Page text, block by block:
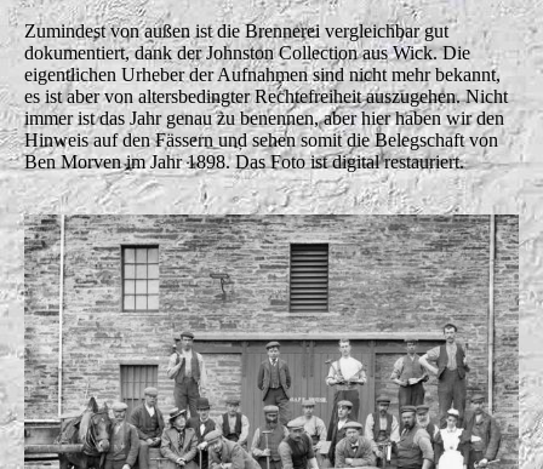
Zumindest von außen ist die Brennerei vergleichbar gut
dokumentiert, dank der Johnston Collection aus Wick. Die
eigentlichen Urheber der Aufnahmen sind nicht mehr bekannt,
es ist aber von altersbedingter Rechtefreiheit auszugehen. Nicht
immer ist das Jahr genau zu benennen, aber hier haben wir den
Hinweis auf den Fässern und sehen somit die Belegschaft von
Ben Morven im Jahr 1898. Das Foto ist digital restauriert.